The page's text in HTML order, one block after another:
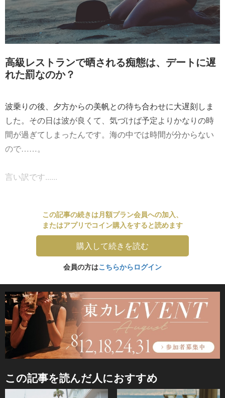
高級レストランで晒される痴態は、デートに遅
れた罰なのか？
波乗りの後、夕方からの美帆との待ち合わせに大遅刻しま
した。その日は波が良くて、気づけば予定よりかなりの時
間が過ぎてしまったんです。海の中では時間が分からない
ので……。
言い訳です......
この記事の続きは月額プラン会員への加入、
またはアプリでコイン購入をすると読めます
購入して続きを読む
会員の方はこちらからログイン
この記事を読んだ人におすすめ